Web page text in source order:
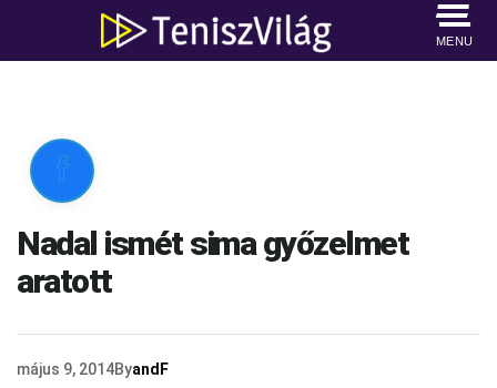
MENU

Nadal ismét sima győzelmet
aratott
május 9, 2014ByandF